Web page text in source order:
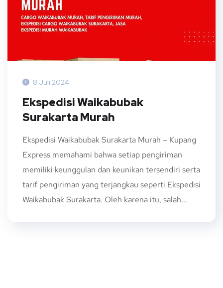
8 Juli 2024
Ekspedisi Waikabubak
Surakarta Murah
Ekspedisi Waikabubak Surakarta Murah – Kupang
Express memahami bahwa setiap pengiriman
memiliki keunggulan dan keunikan tersendiri serta
tarif pengiriman yang terjangkau seperti Ekspedisi
Waikabubak Surakarta. Oleh karena itu, salah...